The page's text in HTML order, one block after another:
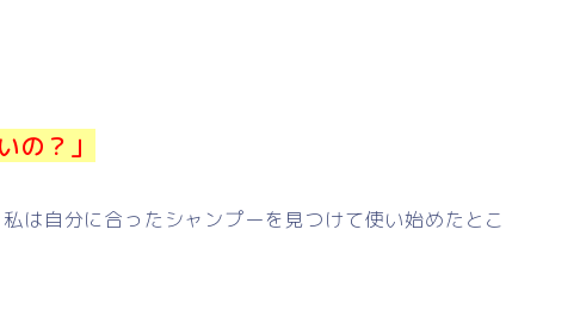
の？」
は自分に合ったシャンプーを見つけて使い始めたとこ